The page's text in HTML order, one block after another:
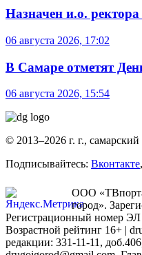
Назначен и.о.
06 августа 2026, 17:02
В Самаре отметят
06 августа 2026, 15:54
© 2013–2026 г. г.,
Подписывайтесь: Вконтакте,
ООО
город».
Регистрационный номер
Возрастной рейтинг 16+ |
редакции: 331-11-11,